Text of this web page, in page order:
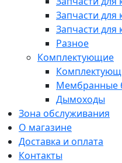
Запчасти для
Запчасти для
Разное
Комплектующие
Мембранные
Дымоходы
Зона обслуживания
О магазине
Доставка и оплата
Контакты